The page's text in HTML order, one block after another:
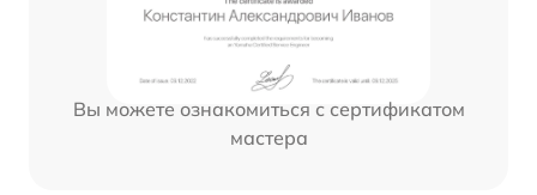
Вы можете ознакомиться с сертификатом
мастера